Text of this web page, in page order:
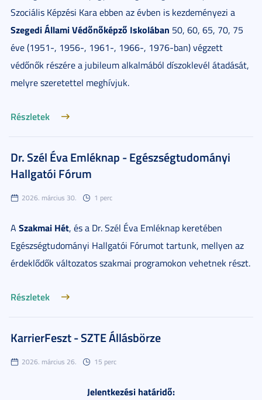
Szociális Képzési Kara ebben az évben is kezdeményezi a
Szegedi Állami Védőnőképző Iskolában 50, 60, 65, 70, 75
éve (1951-, 1956-, 1961-, 1966-, 1976-ban) végzett
védőnők részére a jubileum alkalmából díszoklevél átadását,
melyre szeretettel meghívjuk.
Részletek
Dr. Szél Éva Emléknap - Egészségtudományi
Hallgatói Fórum
2026. március 30. 1 perc
A Szakmai Hét, és a Dr. Szél Éva Emléknap keretében
Egészségtudományi Hallgatói Fórumot tartunk, mellyen az
érdeklődők változatos szakmai programokon vehetnek részt.
Részletek
KarrierFeszt - SZTE Állásbörze
2026. március 26. 15 perc
Jelentkezési határidő: